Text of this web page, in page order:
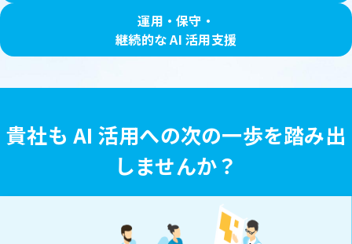
運用・保守・
継続的な AI 活用支援
貴社も AI 活用への次の一歩を踏み出
しませんか？